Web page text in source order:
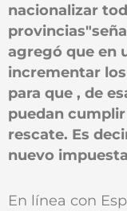
nacionalizar
agregó que en
incrementar
para que , de
puedan
rescate. Es
nuevo
En línea con